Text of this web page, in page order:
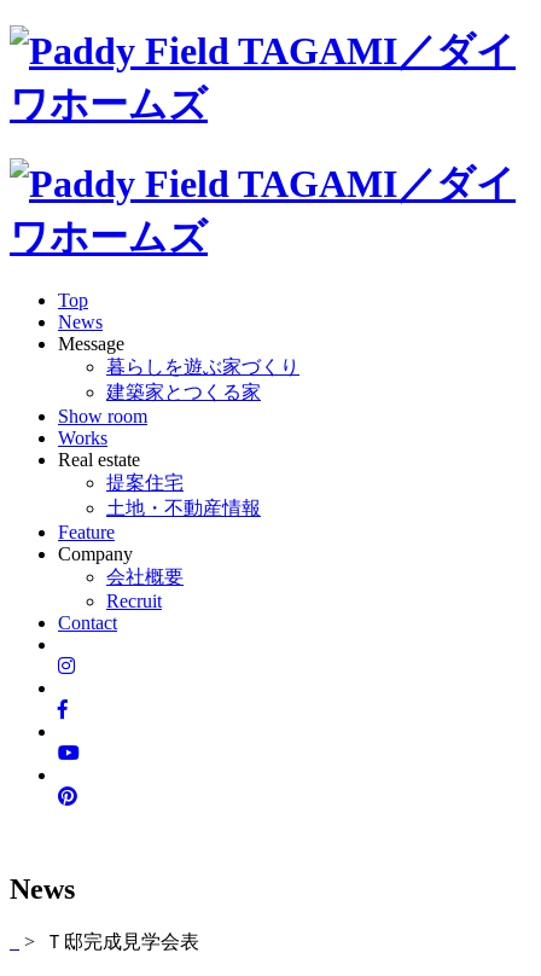
Top
News
Message
暮らしを遊ぶ家づくり
建築家とつくる家
Show room
Works
Real estate
提案住宅
土地・不動産情報
Feature
Company
会社概要
Recruit
Contact
News
> Ｔ邸完成見学会表